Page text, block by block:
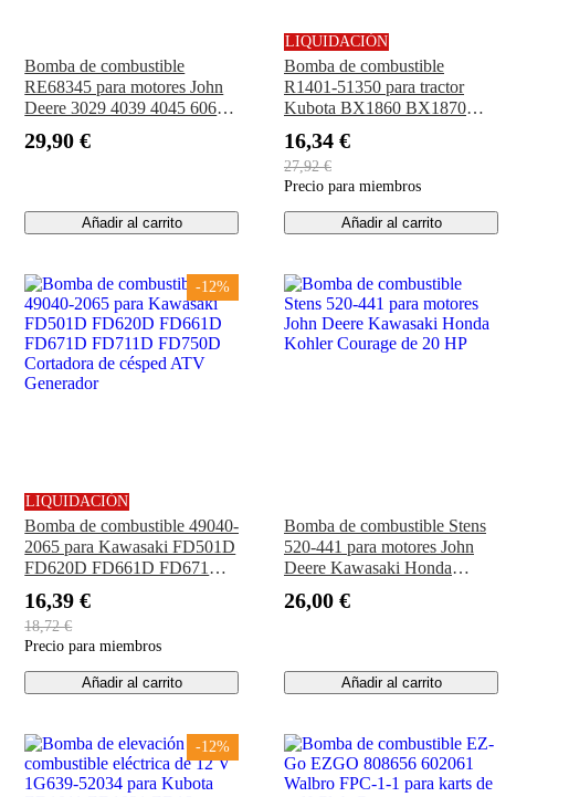
Bomba de combustible
RE68345 para motores John
Deere 3029 4039 4045 6068
5085M 5095M 5105M 6403
29,90 €
Añadir al carrito
LIQUIDACIÓN
Bomba de combustible
R1401-51350 para tractor
Kubota BX1860 BX1870
Excavadora K-008 K008-3
KX121-2 KX161-2 KX41-2
KX61-2 KX91-2 KX91-3
U35
16,34 €
27,92 €
Precio para miembros
Añadir al carrito
-12%
LIQUIDACIÓN
Bomba de combustible 49040-
2065 para Kawasaki FD501D
FD620D FD661D FD671D
de césped ATV Generador
16,39 €
18,72 €
Precio para miembros
Añadir al carrito
Bomba de combustible Stens
520-441 para motores John
Deere Kawasaki Honda
26,00 €
Añadir al carrito
-12%